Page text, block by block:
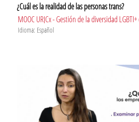
¿Cuál es la realidad de las personas trans?
MOOC URJCx - Gestión de la diversidad
Idioma: Español